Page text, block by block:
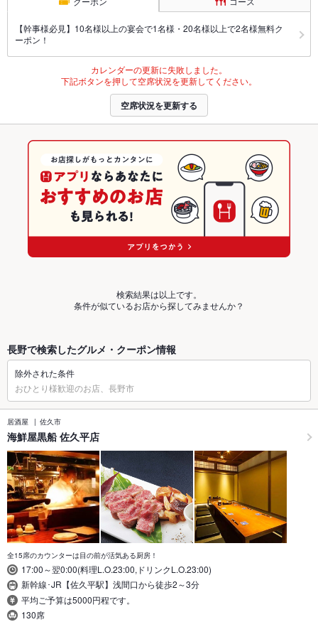
【幹事様必見】10名様以上の宴会で1名様・20名様以上で2名様無料ク
ーポン！
カレンダーの更新に失敗しました。
下記ボタンを押して空席状況を更新してください。
空席状況を更新する
検索結果は以上です。
条件が似ているお店から探してみませんか？
長野で検索したグルメ・クーポン情報
除外された条件
おひとり様歓迎のお店、長野市
居酒屋 佐久市
海鮮屋黒船 佐久平店
全15席のカウンターは目の前が活気ある厨房！
17:00～翌0:00(料理L.O.23:00,ドリンクL.O.23:00)
新幹線･JR【佐久平駅】浅間口から徒歩2～3分
平均ご予算は5000円程です。
130席